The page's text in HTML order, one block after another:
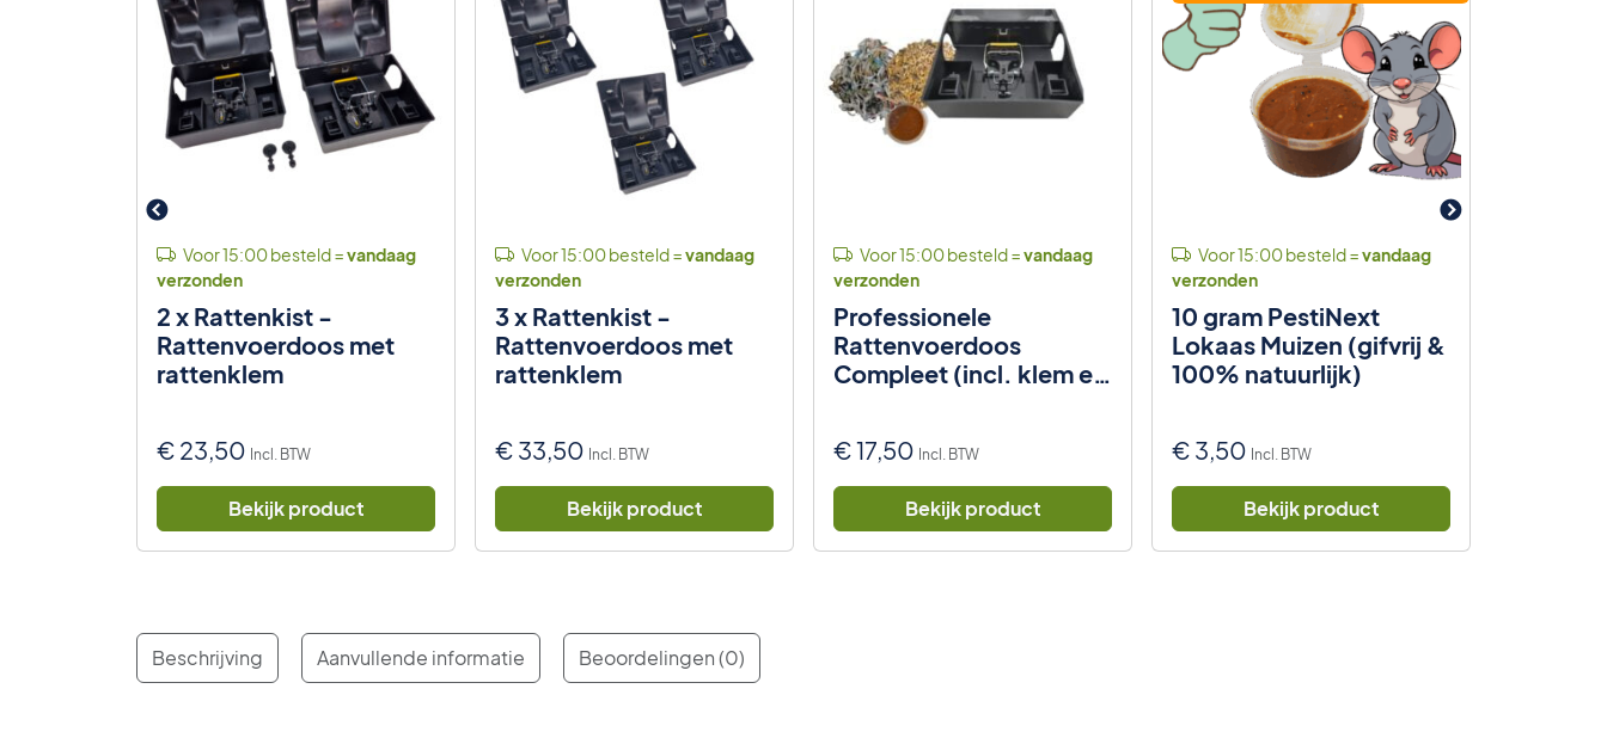
Voor 15:00 besteld =vandaag
verzonden
2 x Rattenkist -
Rattenvoerdoos met
rattenklem
€ 23,50 Incl. BTW
Bekijk product
Voor 15:00 besteld =vandaag
verzonden
3 x Rattenkist -
Rattenvoerdoos met
rattenklem
€ 33,50 Incl. BTW
Bekijk product
Voor 15:00 besteld =vandaag
verzonden
Professionele
Rattenvoerdoos
Compleet (incl. klem en
€17,50 Incl. BTW
Bekijk product
Voor 15:00 besteld =vandaag
verzonden
10 gram PestiNext
Lokaas Muizen (gifvrij &
100% natuurlijk)
€ 3,50 Incl. BTW
Bekijk product
Beschrijving Aanvullende informatie Beoordelingen (0)